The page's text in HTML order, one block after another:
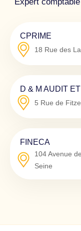
CPRIME
18 Rue des
D & M AUDIT
5 Rue de
FINECA
104 Avenue
Seine